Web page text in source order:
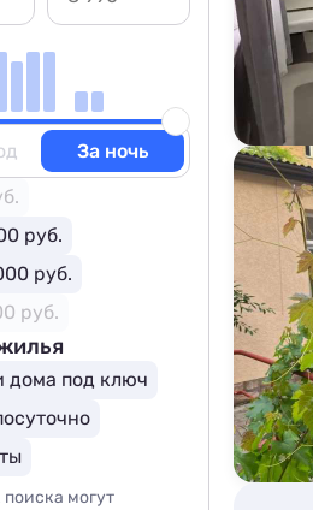
За ночь
руб.
руб.
руб.
дома под ключ
поиска могут